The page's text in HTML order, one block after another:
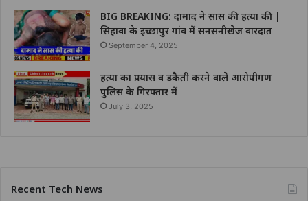
BIG BREAKING: दामाद ने सास की हत्या की |
सिहावा के इच्छापुर गांव में सनसनीखेज वारदात
September 4, 2025
हत्या का प्रयास व डकैती करने वाले आरोपीगण
पुलिस के गिरफ्तार में
July 3, 2025
Recent Tech News